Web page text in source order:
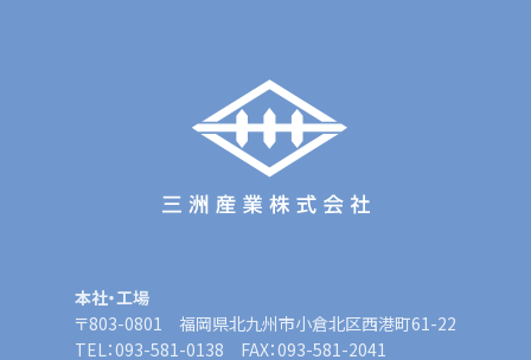
本社・工場
〒803-0801 福岡県北九州市小倉北区西港町61-22
TEL：093-581-0138 FAX：093-581-2041